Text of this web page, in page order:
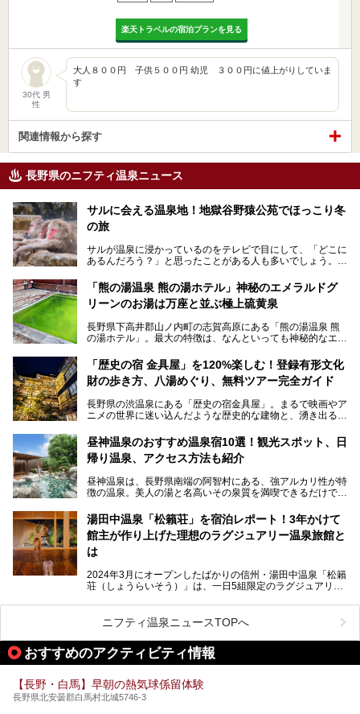
楽天トラベルの宿泊プランを見る
30代 男
性
大人８００円 子供５００円 幼児 ３００円に値上がりしていま
す
関連情報から探す
長野県のニフティ温泉ニュース
サルに会える温泉地！地獄谷野猿公苑でほっこり冬
の旅
サルが温泉に浸かっているのをテレビで目にして、「どこに
あるんだろう？」と思ったことがある人も多いでしょう。
この微笑ましい光景は、長野県にある「地獄谷野猿公苑」で
見られるもので、野生のサルが雪景色の中で温泉に浸かる姿
を間近で観察できます。
本記事では、地獄谷野猿公苑の魅力や見どころ、サルと温泉
との関係性、地獄谷周辺の観光スポットについて紹介しま
ので、野生のサルを観察する貴重な自然体験と温泉をあわせ
て楽しみたい人は、ぜひ参考にしてください。
「熊の湯温泉 熊の湯ホテル」神秘のエメラルドグ
リーンのお湯は万座と並ぶ極上硫黄泉
長野県下高井郡山ノ内町の志賀高原にある「熊の湯温泉 熊
の湯ホテル」。最大の特徴は、なんといっても神秘的なエメ
リピートするファンも多い温泉です。冬はスキーと一緒に楽
しみたい極上の温泉を紹介します。
「歴史の宿 金具屋」を120%楽しむ！登録有形文化
財の歩き方、八湯めぐり、無料ツアー完全ガイド
長野県の渋温泉にある「歴史の宿金具屋」。まるで映画やア
ニメの世界に迷い込んだような歴史的な建物と、湧き出る温
を隅々まで楽しみたいですよね。この記事では、金具屋での
滞在を最高の思い出にするための「楽しみ方」を徹底的にご
紹介します！
昼神温泉のおすすめ温泉宿10選！観光スポット、日
帰り温泉、アクセス方法も紹介
昼神温泉は、長野県南端の阿智村にある、強アルカリ性が特
徴の温泉。美人の湯と名高いその泉質を満喫できるだけでな
昼神温泉では、朝市などの観光スポットや、信州名物のおや
きを楽しめるグルメスポットなど、観光を楽しむにはぴった
りの場所が豊富にあります。
この記事では、昼神温泉での滞在を充実させる宿泊施設や日
帰り温泉、見どころ満載の観光・グルメスポットに加え、ア
クセス方法も順に紹介します。
湯田中温泉「松籟荘」を宿泊レポート！3年かけて
館主が作り上げた理想のラグジュアリー温泉旅館と
は
2024年3月にオープンしたばかりの信州・湯田中温泉「松籟
荘（しょうらいそう）」は、一日5組限定のラグジュアリー
ライベートに楽しめる非日常感が味わえます。また宿泊者は
道向かいの「よろづや」の大浴場「桃山風呂」や共同浴場の
「湯田中大湯」も利用ができます。
極上のお湯に浸り上質なお料理に舌鼓、特別な日に泊まりた
い湯田中温泉「松籟荘」を、実際に宿泊した目線で紹介しま
ニフティ温泉ニュースTOPへ
おすすめのアクティビティ情報
【長野・白馬】早朝の熱気球係留体験
長野県北安曇郡白馬村北城5746-3